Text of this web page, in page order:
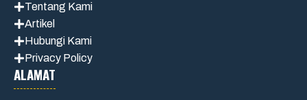
Tentang Kami
Artikel
Hubungi Kami
Privacy Policy
ALAMAT